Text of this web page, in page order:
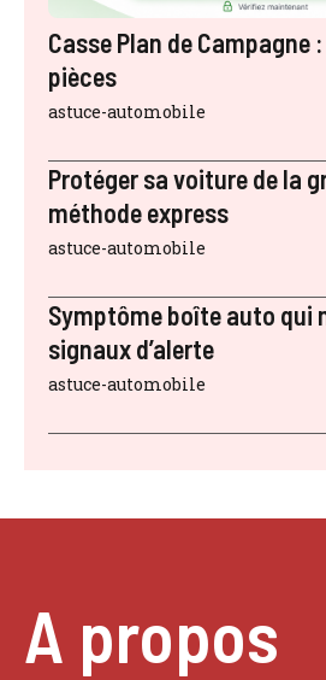
Casse Plan de Campagne
pièces
astuce-automobile
Protéger sa voiture de la
méthode express
astuce-automobile
Symptôme boîte auto qui
signaux d’alerte
astuce-automobile
A propos